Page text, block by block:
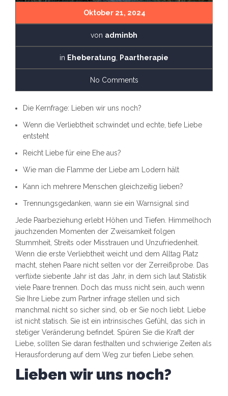
Oktober 21, 2024
von adminbh
in Eheberatung, Paartherapie
No Comments
Die Kernfrage: Lieben wir uns noch?
Wenn die Verliebtheit schwindet und echte, tiefe Liebe
entsteht
Reicht Liebe für eine Ehe aus?
Wie man die Flamme der Liebe am Lodern hält
Kann ich mehrere Menschen gleichzeitig lieben?
Trennungsgedanken, wann sie ein Warnsignal sind
Jede Paarbeziehung erlebt Höhen und Tiefen. Himmelhoch
jauchzenden Momenten der Zweisamkeit folgen
Stummheit, Streits oder Misstrauen und Unzufriedenheit.
Wenn die erste Verliebtheit weicht und dem Alltag Platz
macht, stehen Paare nicht selten vor der Zerreißprobe. Das
verflixte siebente Jahr ist das Jahr, in dem sich laut Statistik
viele Paare trennen. Doch das muss nicht sein, auch wenn
Sie Ihre Liebe zum Partner infrage stellen und sich
manchmal nicht so sicher sind, ob er Sie noch liebt. Liebe
ist nicht statisch. Sie ist ein intrinsisches Gefühl, das sich in
stetiger Veränderung befindet. Spüren Sie die Kraft der
Liebe, sollten Sie daran festhalten und schwierige Zeiten als
Herausforderung auf dem Weg zur tiefen Liebe sehen.
Lieben wir uns noch?